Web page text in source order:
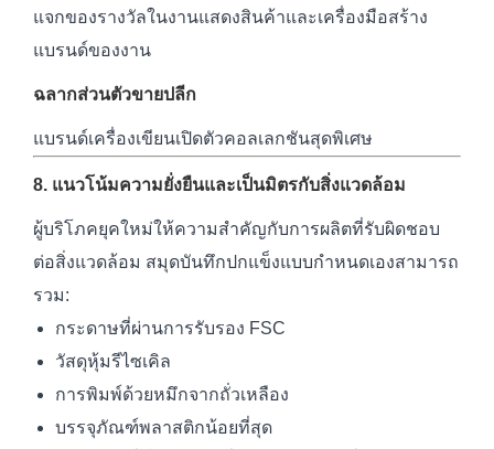
แจกของรางวัลในงานแสดงสินค้าและเครื่องมือสร้าง
แบรนด์ของงาน
ฉลากส่วนตัวขายปลีก
แบรนด์เครื่องเขียนเปิดตัวคอลเลกชันสุดพิเศษ
8. แนวโน้มความยั่งยืนและเป็นมิตรกับสิ่งแวดล้อม
ผู้บริโภคยุคใหม่ให้ความสำคัญกับการผลิตที่รับผิดชอบ
ต่อสิ่งแวดล้อม สมุดบันทึกปกแข็งแบบกำหนดเองสามารถ
รวม:
กระดาษที่ผ่านการรับรอง FSC
วัสดุหุ้มรีไซเคิล
การพิมพ์ด้วยหมึกจากถั่วเหลือง
บรรจุภัณฑ์พลาสติกน้อยที่สุด